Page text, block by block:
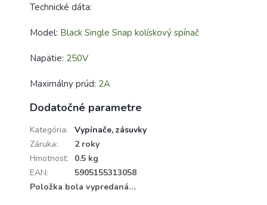
Technické dáta:
Model: Black Single Snap kolískový spínač
Napätie: 250V
Maximálny prúd: 2A
Dodatočné parametre
Kategória:
Vypínače, zásuvky
Záruka:
2 roky
Hmotnosť:
0.5 kg
EAN:
5905155313058
Položka bola vypredaná…